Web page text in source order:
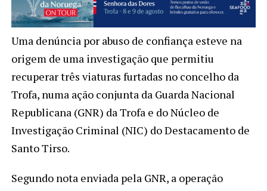
Uma denúncia por abuso de confiança esteve na
origem de uma investigação que permitiu
recuperar três viaturas furtadas no concelho da
Trofa, numa ação conjunta da Guarda Nacional
Republicana(GNR) da Trofa e do Núcleo de
Investigação Criminal (NIC) do Destacamento de
Santo Tirso.
Segundo nota enviada pela GNR, a operação